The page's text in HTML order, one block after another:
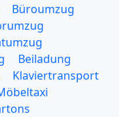
Büroumzug
Beiladung
Klaviertransport